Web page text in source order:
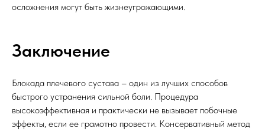
осложнения могут быть жизнеугрожающими.
Заключение
Блокада плечевого сустава – один из лучших способов
быстрого устранения сильной боли. Процедура
высокоэффективная и практически не вызывает побочные
эффекты, если ее грамотно провести. Консервативный метод